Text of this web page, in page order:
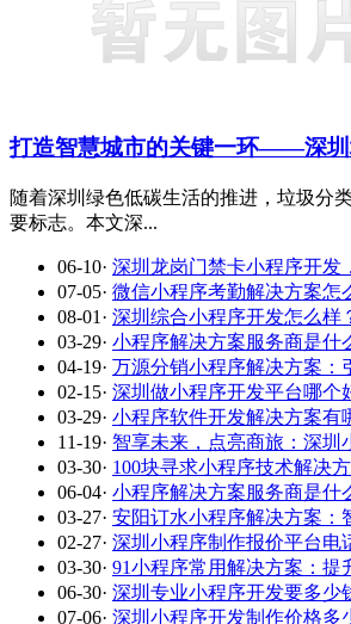
打造智慧城市的关键一环——深圳
随着深圳绿色低碳生活的推进，垃圾分
要标志。本文深...
06-10· 深圳龙岗门禁卡小程序开发
07-05· 微信小程序考勤解决方案怎
08-01 · 深圳综合小程序开发怎么样
03-29· 小程序解决方案服务商是什
04-19· 万源分销小程序解决方案：
02-15· 深圳做小程序开发平台哪个
03-29· 小程序软件开发解决方案有
11-19· 智享未来，点亮商旅：深圳
03-30· 100块寻求小程序技术解决
06-04· 小程序解决方案服务商是什
03-27· 安阳订水小程序解决方案：
02-27· 深圳小程序制作报价平台电
03-30· 91小程序常用解决方案：提
06-30· 深圳专业小程序开发要多少
07-06· 深圳小程序开发制作价格多